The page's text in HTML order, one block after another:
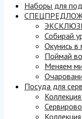
Наборы для
Собирай
Окунись в
Поймай
Меняем
Посуда для